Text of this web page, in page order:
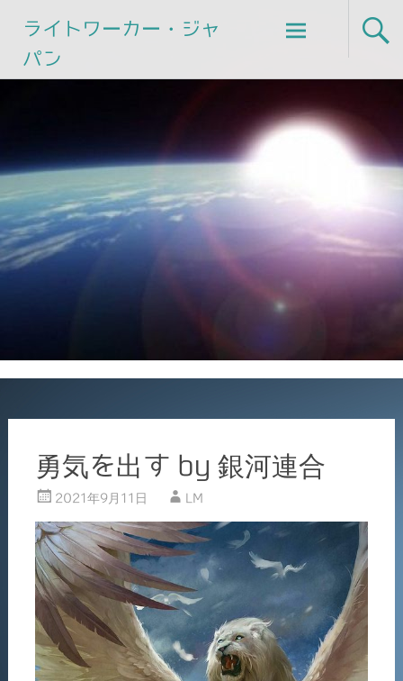
ライトワーカー・ジャ
パン
Skip
to
勇気を出す by 銀河連合
2021年9月11日 LM